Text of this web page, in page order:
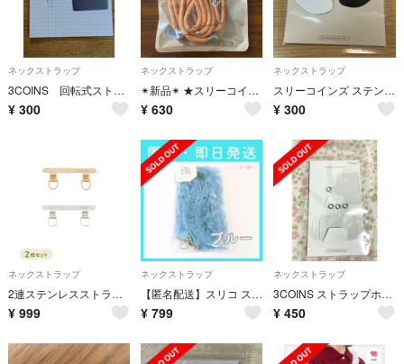
ネックストラップ
3COINS 回転式ストラップホルダー
¥ 300
ネックストラップ
✴︎新品✴︎ ★スリーコインズ★ 〜スマートフォン ショルダーストラップ〜
¥ 630
ネックストラップ
スリーコインズ ステンレスストラップホルダー 2個セット
¥ 300
ネックストラップ
2連ステンレスストラップホルダー2セット スリーコインズ スリコ 3COINS
¥ 999
ネックストラップ
【匿名配送】スリコ スマホショルダー チュールストラップ フリル 青 水色
¥ 799
ネックストラップ
3COINS ストラップホルダー
¥ 450